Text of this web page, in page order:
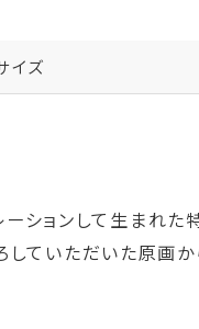
イズ
ションして生まれた
ていただいた原画か